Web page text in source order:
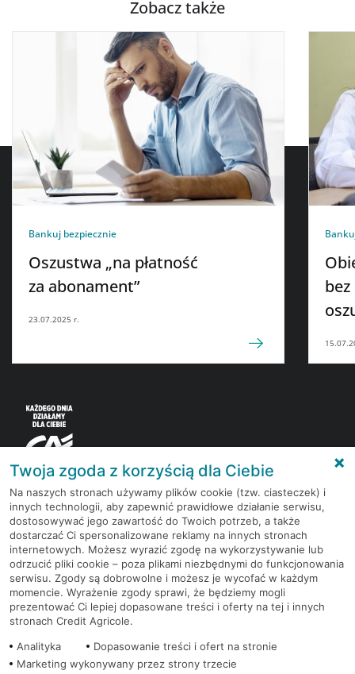
Zobacz także
Bankuj bezpiecznie
Oszustwa „na płatność
za abonament”
23.07.2025 r.
Korzystaj z bezpłatnych materiałów, które
przygotowują eksperci rynku finansowego.
Dołącz do grona subskrybentów Newslettera i bądź
na bieżąco z nowościami i promocjami
Zapisz się
Twoja zgoda z korzyścią dla Ciebie
Na naszych stronach używamy plików cookie (tzw. ciasteczek) i
innych technologii, aby zapewnić prawidłowe działanie serwisu,
dostosowywać jego zawartość do Twoich potrzeb, a także
dostarczać Ci spersonalizowane reklamy na innych stronach
internetowych. Możesz wyrazić zgodę na wykorzystywanie lub
odrzucić pliki cookie – poza plikami niezbędnymi do funkcjonowania
serwisu. Zgody są dobrowolne i możesz je wycofać w każdym
momencie. Wyrażenie zgody sprawi, że będziemy mogli
prezentować Ci lepiej dopasowane treści i oferty na tej i innych
stronach Credit Agricole.
Analityka
Dopasowanie treści i ofert na stronie
Marketing wykonywany przez strony trzecie